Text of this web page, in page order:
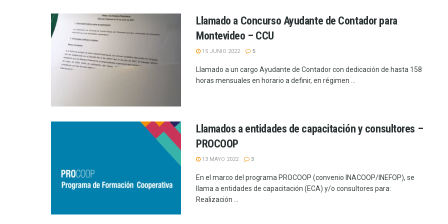
Llamado a Concurso Ayudante de Contador para
Montevideo – CCU
15 JUNIO 2022 5
Llamado a un cargo Ayudante de Contador con dedicación de hasta 158
horas mensuales en horario a definir, en régimen ...
Llamados a entidades de capacitación y consultores –
PROCOOP
13 MAYO 2022 3
En el marco del programa PROCOOP (convenio INACOOP/INEFOP), se
llama a entidades de capacitación (ECA) y/o consultores para:
Realización ...